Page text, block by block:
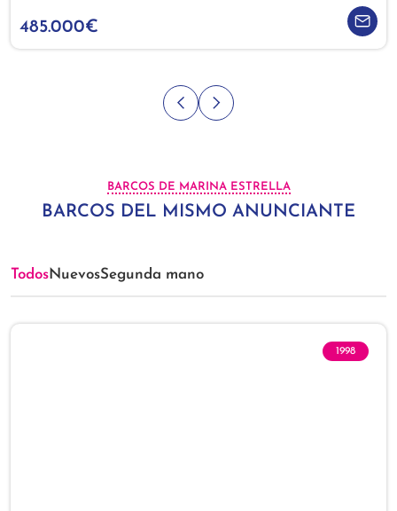
485.000€
BARCOS DE MARINA ESTRELLA
BARCOS DEL MISMO ANUNCIANTE
TodosNuevosSegunda mano
1998